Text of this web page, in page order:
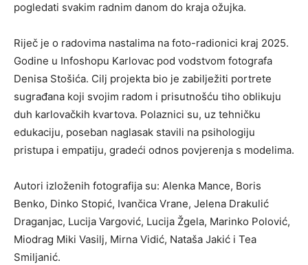
pogledati svakim radnim danom do kraja ožujka.
Riječ je o radovima nastalima na foto-radionici kraj 2025.
Godine u Infoshopu Karlovac pod vodstvom fotografa
Denisa Stošića. Cilj projekta bio je zabilježiti portrete
sugrađana koji svojim radom i prisutnošću tiho oblikuju
duh karlovačkih kvartova. Polaznici su, uz tehničku
edukaciju, poseban naglasak stavili na psihologiju
pristupa i empatiju, gradeći odnos povjerenja s modelima.
Autori izloženih fotografija su: Alenka Mance, Boris
Benko, Dinko Stopić, Ivančica Vrane, Jelena Drakulić
Draganjac, Lucija Vargović, Lucija Žgela, Marinko Polović,
Miodrag Miki Vasilj, Mirna Vidić, Nataša Jakić i Tea
Smiljanić.